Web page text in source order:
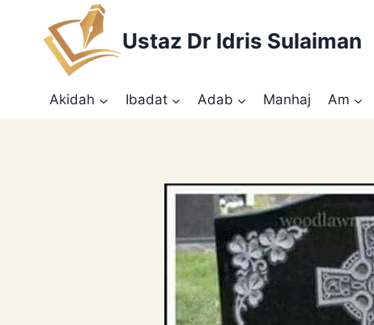
Ustaz Dr Idris Sulaiman
Akidah Ibadat Adab Manhaj Am